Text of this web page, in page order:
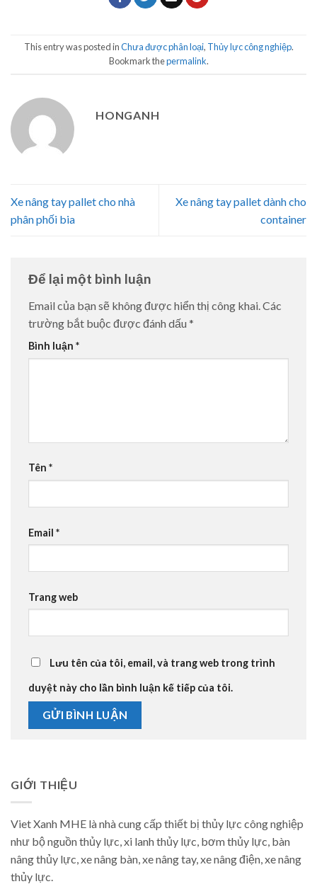
This entry was posted inChưa được phân loại, Thủy lực công nghiệp.
Bookmark thepermalink.
HONGANH
Xe nâng tay pallet cho nhà
phân phối bia
Xe nâng tay pallet dành cho
container
Để lại một bình luận
Email của bạn sẽ không được hiển thị công khai.Các
trường bắt buộc được đánh dấu *
Bình luận *
Tên *
Email *
Trang web
Lưu tên của tôi, email, và trang web trong trình
duyệt này cho lần bình luận kế tiếp của tôi.
GIỚI THIỆU
Viet Xanh MHE là nhà cung cấp thiết bị thủy lực công nghiệp
như bộ nguồn thủy lực, xi lanh thủy lực, bơm thủy lực, bàn
nâng thủy lực, xe nâng bàn, xe nâng tay, xe nâng điện, xe nâng
thủy lực.